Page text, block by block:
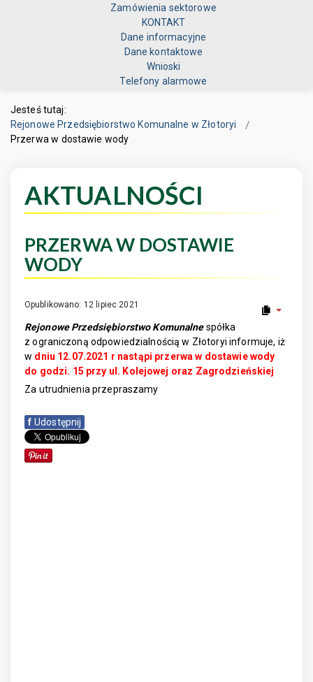
Zamówienia sektorowe
KONTAKT
Dane informacyjne
Dane kontaktowe
Wnioski
Telefony alarmowe
Jesteś tutaj:
Rejonowe Przedsiębiorstwo Komunalne w Złotoryi
Przerwa w dostawie wody
AKTUALNOŚCI
PRZERWA W DOSTAWIE
WODY
Opublikowano: 12 lipiec 2021
Rejonowe Przedsiębiorstwo Komunalnespółka
z ograniczoną odpowiedzialnością w Złotoryi informuje, iż
w dniu 12.07.2021 r nastąpi przerwa w dostawie wody
do godzi. 15 przy ul. Kolejowej oraz Zagrodzieńskiej
Za utrudnienia przepraszamy
f Udostępnij